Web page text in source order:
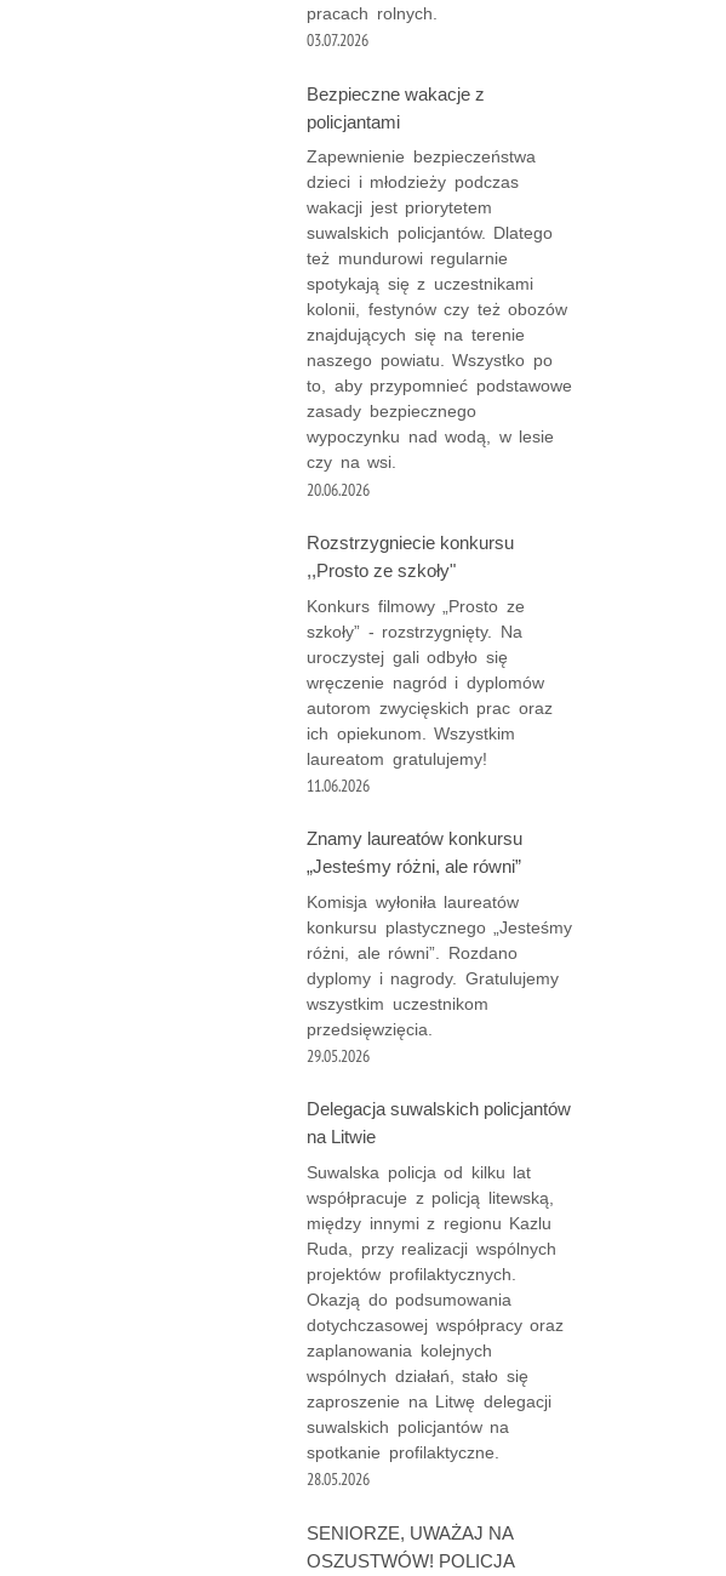
pracach rolnych.
03.07.2026
Bezpieczne wakacje z
policjantami
Zapewnienie bezpieczeństwa
dzieci i młodzieży podczas
wakacji jest priorytetem
suwalskich policjantów. Dlatego
też mundurowi regularnie
spotykają się z uczestnikami
kolonii, festynów czy też obozów
znajdujących się na terenie
naszego powiatu. Wszystko po
to, aby przypomnieć podstawowe
zasady bezpiecznego
wypoczynku nad wodą, w lesie
czy na wsi.
20.06.2026
Rozstrzygniecie konkursu
,,Prosto ze szkoły"
Konkurs filmowy „Prosto ze
szkoły” - rozstrzygnięty. Na
uroczystej gali odbyło się
wręczenie nagród i dyplomów
autorom zwycięskich prac oraz
ich opiekunom. Wszystkim
laureatom gratulujemy!
11.06.2026
Znamy laureatów konkursu
„Jesteśmy różni, ale równi”
Komisja wyłoniła laureatów
konkursu plastycznego „Jesteśmy
różni, ale równi”. Rozdano
dyplomy i nagrody. Gratulujemy
wszystkim uczestnikom
przedsięwzięcia.
29.05.2026
Delegacja suwalskich policjantów
na Litwie
Suwalska policja od kilku lat
współpracuje z policją litewską,
między innymi z regionu Kazlu
Ruda, przy realizacji wspólnych
projektów profilaktycznych.
Okazją do podsumowania
dotychczasowej współpracy oraz
zaplanowania kolejnych
wspólnych działań, stało się
zaproszenie na Litwę delegacji
suwalskich policjantów na
spotkanie profilaktyczne.
28.05.2026
SENIORZE, UWAŻAJ NA
OSZUSTWÓW! POLICJA